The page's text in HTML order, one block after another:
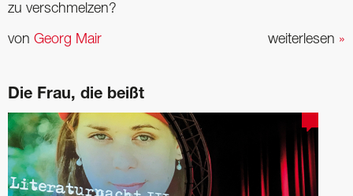
zu verschmelzen?
weiterlesen »
von Georg Mair
Die Frau, die beißt